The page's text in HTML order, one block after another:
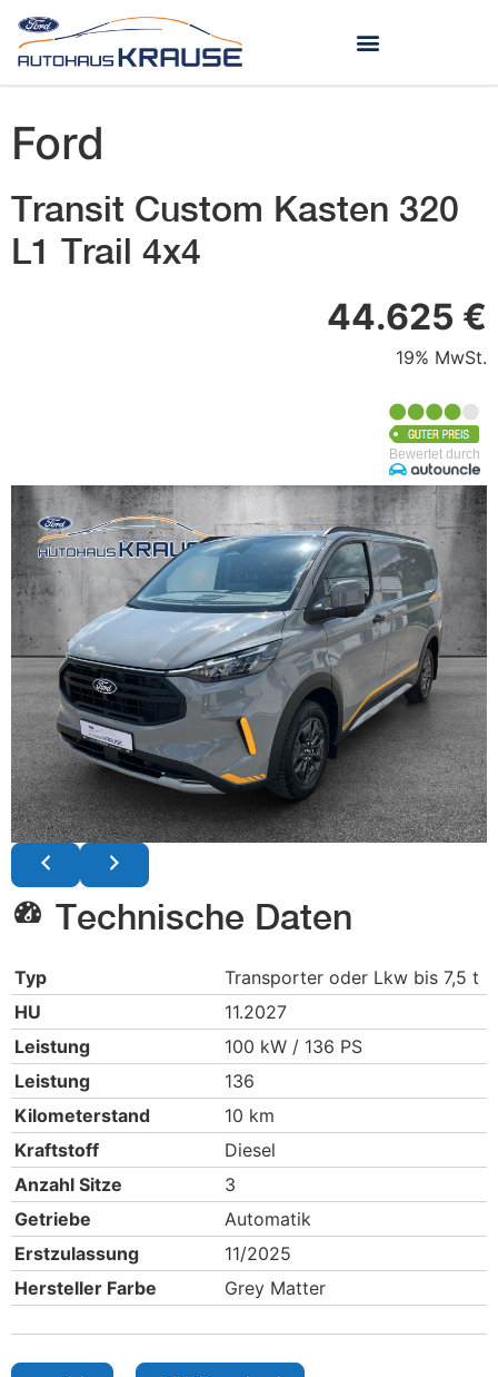
Ford
Transit Custom Kasten 320
L1 Trail 4x4
44.625 €
19% MwSt.
Technische Daten
Typ
Transporter oder Lkw bis 7,5 t
HU
11.2027
Leistung
100 kW / 136 PS
Leistung
136
Kilometerstand
10 km
Kraftstoff
Diesel
Anzahl Sitze
3
Getriebe
Automatik
Erstzulassung
11/2025
Hersteller Farbe
Grey Matter